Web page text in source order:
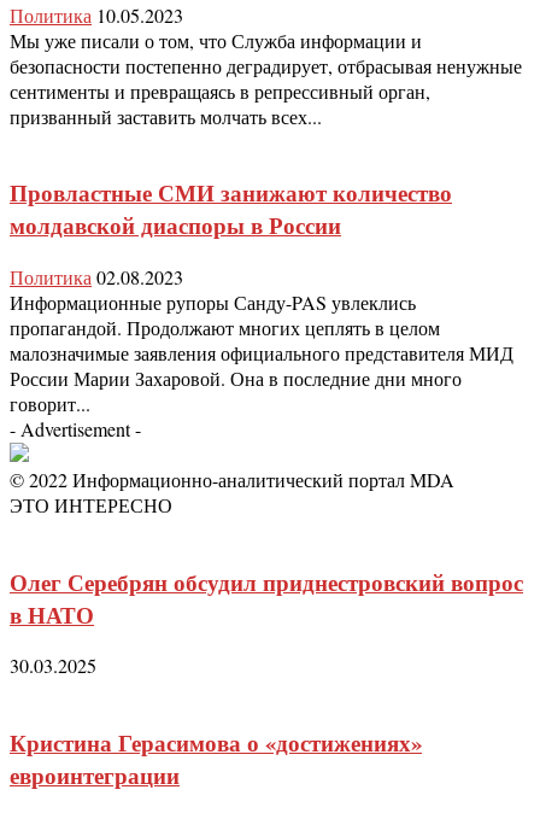
Политика 10.05.2023
Мы уже писали о том, что Служба информации и
безопасности постепенно деградирует, отбрасывая ненужные
сентименты и превращаясь в репрессивный орган,
призванный заставить молчать всех...
Провластные СМИ занижают количество
молдавской диаспоры в России
Политика 02.08.2023
Информационные рупоры Санду-PAS увлеклись
пропагандой. Продолжают многих цеплять в целом
малозначимые заявления официального представителя МИД
России Марии Захаровой. Она в последние дни много
говорит...
- Advertisement -
© 2022 Информационно-аналитический портал MDA
ЭТО ИНТЕРЕСНО
Олег Серебрян обсудил приднестровский вопрос
в НАТО
30.03.2025
Кристина Герасимова о «достижениях»
евроинтеграции